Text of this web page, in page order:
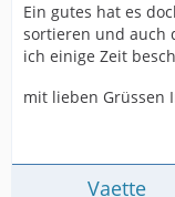
Ein gutes hat es
sortieren und auch
ich einige Zeit
mit lieben Grüssen
Vaette